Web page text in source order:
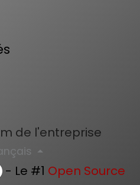
de l'entreprise
- Le #1 Open Source